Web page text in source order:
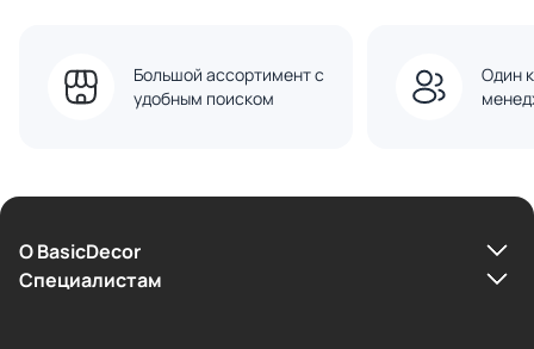
Большой ассортимент с
удобным поиском
Один
О BasicDecor
Cпециалистам